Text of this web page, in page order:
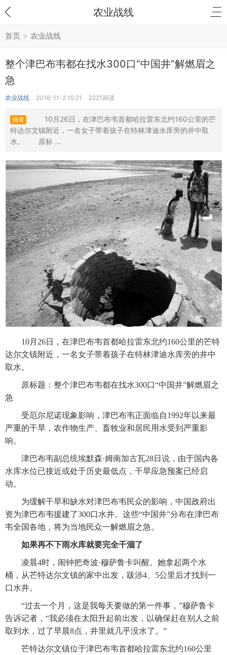
农业战线
首页 > 农业战线
整个津巴布韦都在找水300口“中国井”解燃眉之
急
农业战线 2016-11-2 15:21 2221阅读
摘要
10月26日，在津巴布韦首都哈拉雷东北约160公里的芒
特达尔文镇附近，一名女子带着孩子在特林津迪水库旁的井中取
水。 原标 ...
10月26日，在津巴布韦首都哈拉雷东北约160公里的芒特
达尔文镇附近，一名女子带着孩子在特林津迪水库旁的井中
取水。
原标题：整个津巴布韦都在找水300口“中国井”解燃眉之
急
受厄尔尼诺现象影响，津巴布韦正面临自1992年以来最
严重的干旱，农作物生产、畜牧业和居民用水受到严重影
响。
津巴布韦副总统埃默森·姆南加古瓦28日说，由于国内各
水库水位已接近或处于历史最低点，干旱应急预案已经启
动。
为缓解干旱和缺水对津巴布韦民众的影响，中国政府出
资为津巴布韦援建了300口水井。这些“中国井”分布在津巴布
韦全国各地，将为当地民众一解燃眉之急。
如果再不下雨水库就要完全干涸了
凌晨4时，闹钟把奇波·穆萨鲁卡叫醒。她拿起两个水
桶，从芒特达尔文镇的家中出发，跋涉4、5公里后才找到一
口水井。
“过去一个月，这是我每天要做的第一件事，”穆萨鲁卡
告诉记者，“我必须在太阳升起前出发，以确保赶在别人之前
取到水，过了早晨8点，井里就几乎没水了。”
芒特达尔文镇位于津巴布韦首都哈拉雷东北约160公里